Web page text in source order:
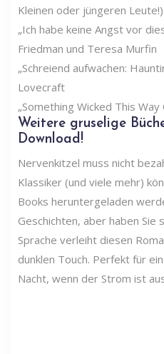
Kleinen oder jüngeren Leute!)
„Ich habe keine Angst vor
Friedman und Teresa Murfin
„Schreiend aufwachen:
Lovecraft
„Something Wicked This
Weitere gruselige
Download!
Nervenkitzel muss nicht
Klassiker (und viele mehr)
Books heruntergeladen
Geschichten, aber haben Sie
Sprache verleiht diesen
dunklen Touch. Perfekt für
Nacht, wenn der Strom ist